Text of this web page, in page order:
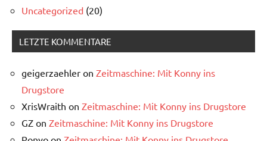
Uncategorized (20)
LETZTE KOMMENTARE
geigerzaehler on Zeitmaschine: Mit Konny ins
Drugstore
XrisWraith on Zeitmaschine: Mit Konny ins Drugstore
GZ on Zeitmaschine: Mit Konny ins Drugstore